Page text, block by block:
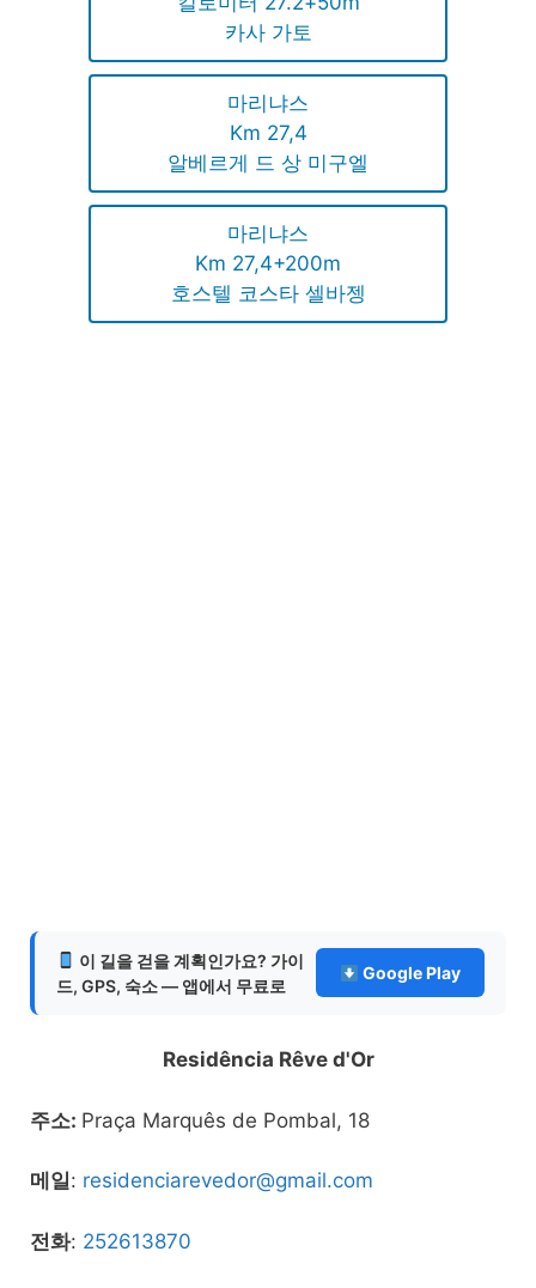
카사 가토
마리냐스
Km 27,4
알베르게 드 상 미구엘
마리냐스
Km 27,4+200m
호스텔 코스타 셀바젱
이 길을 걷을 계획인가요? 가이
드, GPS, 숙소 — 앱에서 무료로
Google Play
Residência Rêve d'Or
주소: Praça Marquês de Pombal, 18
메일: residenciarevedor@gmail.com
전화: 252613870